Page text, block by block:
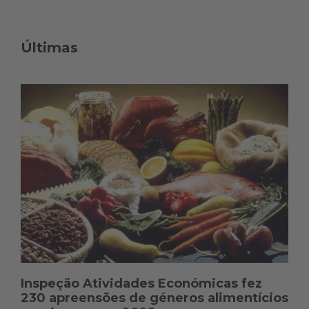
t
ú
d
o
s
Últimas
Inspeção Atividades Económicas fez
230 apreensões de géneros alimentícios